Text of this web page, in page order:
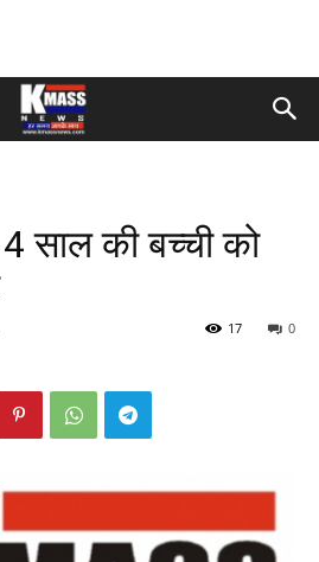
साल की बच्ची को
0
17